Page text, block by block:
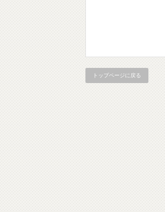
トップページに戻る